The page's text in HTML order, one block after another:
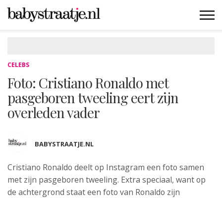
CELEBS
Foto: Cristiano Ronaldo met
pasgeboren tweeling eert zijn
overleden vader
BABYSTRAATJE.NL
Cristiano Ronaldo deelt op Instagram een foto samen
met zijn pasgeboren tweeling. Extra speciaal, want op
de achtergrond staat een foto van Ronaldo zijn